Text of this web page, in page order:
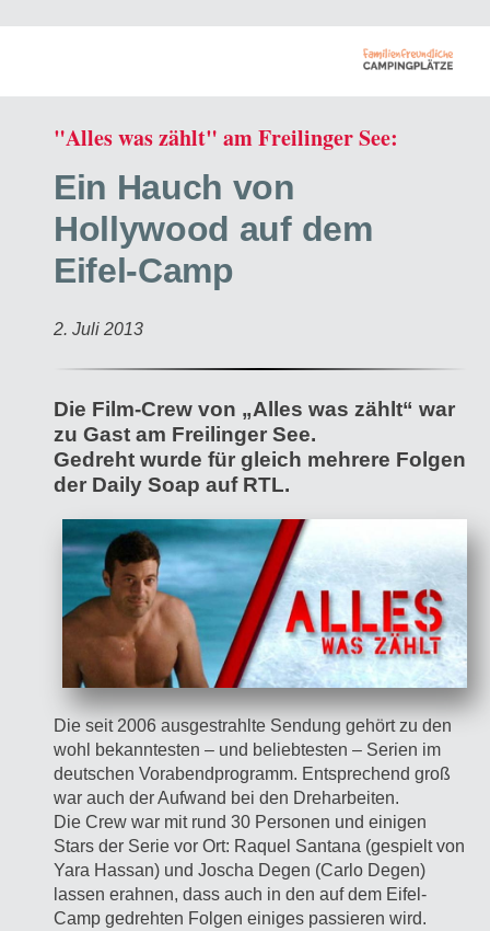
"Alles was zählt" am Freilinger See:
Ein Hauch von
Hollywood auf dem
Eifel-Camp
2. Juli 2013
Die Film-Crew von „Alles was zählt“ war
zu Gast am Freilinger See.
Gedreht wurde für gleich mehrere Folgen
der Daily Soap auf RTL.
Die seit 2006 ausgestrahlte Sendung gehört zu den
wohl bekanntesten – und beliebtesten – Serien im
deutschen Vorabendprogramm. Entsprechend groß
war auch der Aufwand bei den Dreharbeiten.
Die Crew war mit rund 30 Personen und einigen
Stars der Serie vor Ort: Raquel Santana (gespielt von
Yara Hassan) und Joscha Degen (Carlo Degen)
lassen erahnen, dass auch in den auf dem Eifel-
Camp gedrehten Folgen einiges passieren wird.